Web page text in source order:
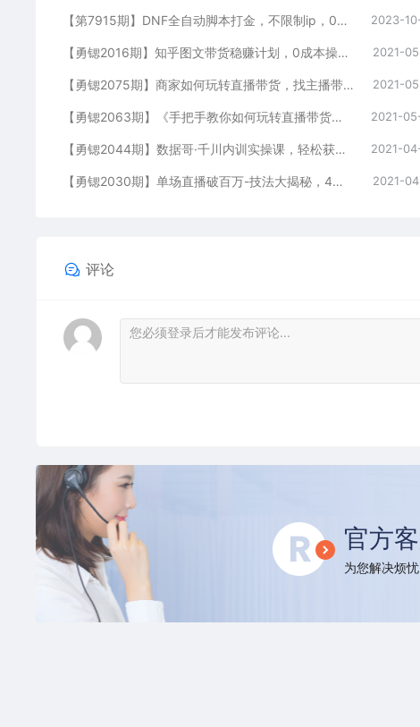
【第7915期】DNF全自动脚本打金，不限制ip，0封，单设备收益200+ 2023-
【勇锶2016期】知乎图文带货稳赚计划，0成本操作，小白也可以一个月几千 2021-
【勇锶2075期】商家如何玩转直播带货，找主播带货不再发愁 2021-
【勇锶2063期】《手把手教你如何玩转直播带货》针对商家 内容干货 目的赚钱 2021-
【勇锶2044期】数据哥·千川内训实操课，轻松获取流量，直播带货变现（视频-无水印） 2021-
【勇锶2030期】单场直播破百万-技法大揭秘，4天-抖音直播电商实战训练营 2021-
评论
官方
为您解决烦